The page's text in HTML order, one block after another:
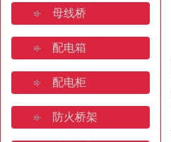
母线桥
配电箱
配电柜
防火桥架